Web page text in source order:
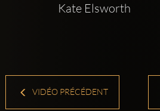
Kate Elsworth
VIDÉO PRÉCÉDENT